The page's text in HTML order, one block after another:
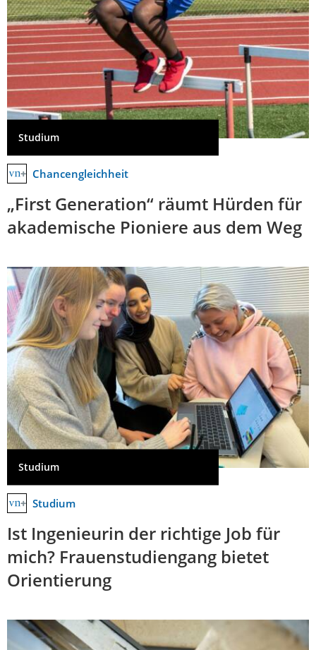
Studium
Chancengleichheit
„First Generation“ räumt Hürden für
akademische Pioniere aus dem Weg
Studium
Studium
Ist Ingenieurin der richtige Job für
mich? Frauenstudiengang bietet
Orientierung